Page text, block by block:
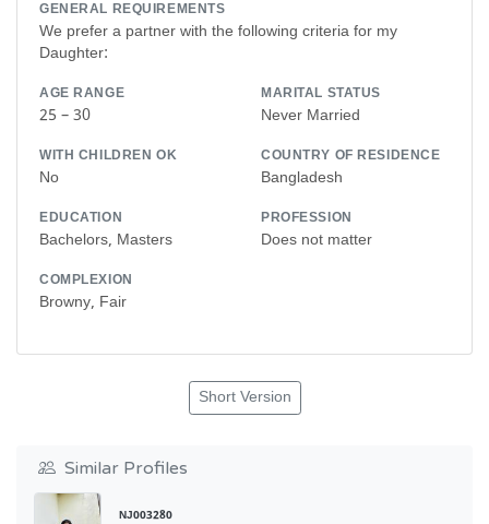
GENERAL REQUIREMENTS
We prefer a partner with the following criteria for my
Daughter:
AGE RANGE
25 – 30
MARITAL STATUS
Never Married
WITH CHILDREN OK
No
COUNTRY OF RESIDENCE
Bangladesh
EDUCATION
Bachelors, Masters
PROFESSION
Does not matter
COMPLEXION
Browny, Fair
Short Version
Similar Profiles
NJ003280